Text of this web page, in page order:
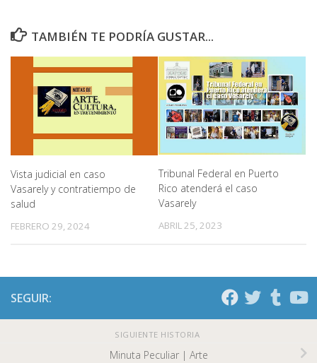
TAMBIÉN TE PODRÍA GUSTAR...
Vista judicial en caso
Vasarely y contratiempo de
salud
FEBRERO 29, 2024
Tribunal Federal en Puerto
Rico atenderá el caso
Vasarely
ABRIL 25, 2023
SEGUIR:
SIGUIENTE HISTORIA
Minuta Peculiar | Arte